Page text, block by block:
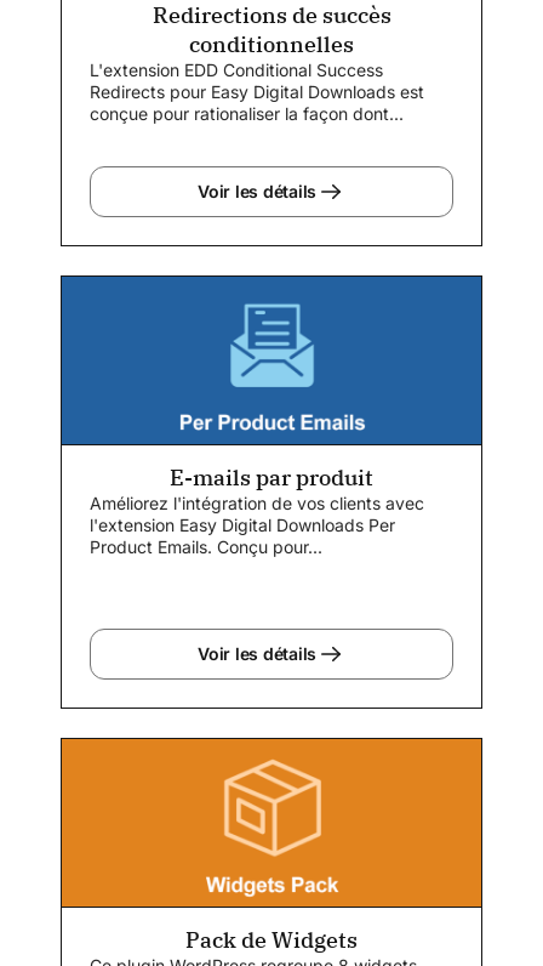
Redirections de succès
conditionnelles
L'extension EDD Conditional Success
Redirects pour Easy Digital Downloads est
conçue pour rationaliser la façon dont...
Voir les détails
E-mails par produit
Améliorez l'intégration de vos clients avec
l'extension Easy Digital Downloads Per
Product Emails. Conçu pour...
Voir les détails
Pack de Widgets